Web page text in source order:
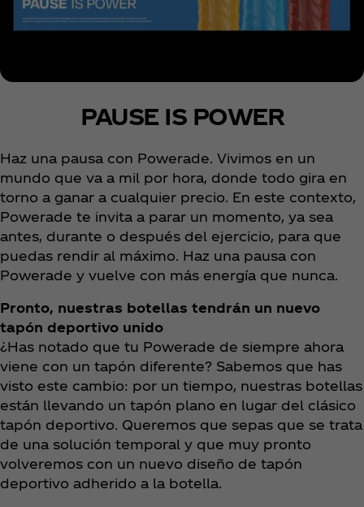
PAUSE IS POWER
Haz una pausa con Powerade. Vivimos en un
mundo que va a mil por hora, donde todo gira en
torno a ganar a cualquier precio. En este contexto,
Powerade te invita a parar un momento, ya sea
antes, durante o después del ejercicio, para que
puedas rendir al máximo. Haz una pausa con
Powerade y vuelve con más energía que nunca.
Pronto, nuestras botellas tendrán un nuevo
tapón deportivo unido
¿Has notado que tu Powerade de siempre ahora
viene con un tapón diferente? Sabemos que has
visto este cambio: por un tiempo, nuestras botellas
están llevando un tapón plano en lugar del clásico
tapón deportivo. Queremos que sepas que se trata
de una solución temporal y que muy pronto
volveremos con un nuevo diseño de tapón
deportivo adherido a la botella.